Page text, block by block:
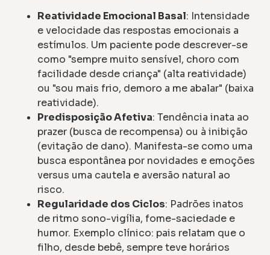
Reatividade Emocional Basal: Intensidade
e velocidade das respostas emocionais a
estímulos. Um paciente pode descrever-se
como "sempre muito sensível, choro com
facilidade desde criança" (alta reatividade)
ou "sou mais frio, demoro a me abalar" (baixa
reatividade).
Predisposição Afetiva: Tendência inata ao
prazer (busca de recompensa) ou à inibição
(evitação de dano). Manifesta-se como uma
busca espontânea por novidades e emoções
versus uma cautela e aversão natural ao
risco.
Regularidade dos Ciclos: Padrões inatos
de ritmo sono-vigília, fome-saciedade e
humor. Exemplo clínico: pais relatam que o
filho, desde bebê, sempre teve horários